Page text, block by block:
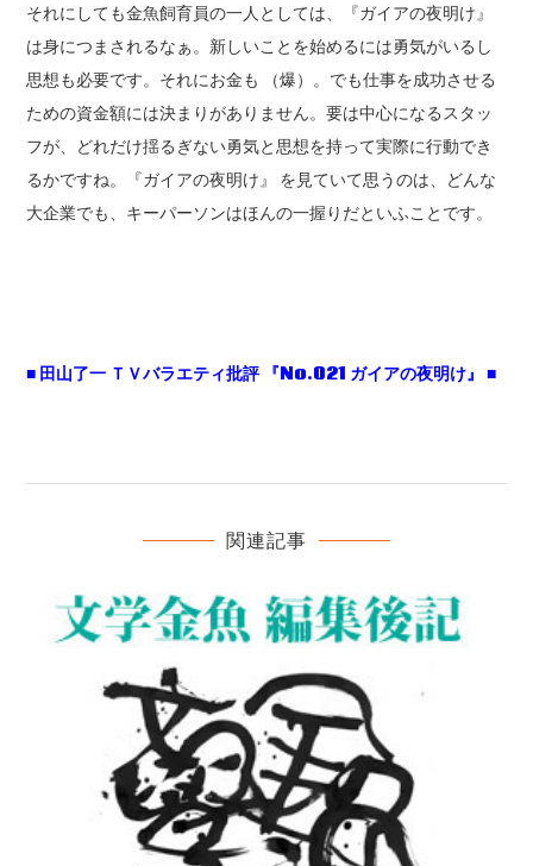
それにしても金魚飼育員の一人としては、『ガイアの夜明け』
は身につまされるなぁ。新しいことを始めるには勇気がいるし
思想も必要です。それにお金も （爆）。でも仕事を成功させる
ための資金額には決まりがありません。要は中心になるスタッ
フが、どれだけ揺るぎない勇気と思想を持って実際に行動でき
るかですね。『ガイアの夜明け』 を見ていて思うのは、どんな
大企業でも、キーパーソンはほんの一握りだといふことです。
■ 田山了一 ＴＶバラエティ批評 『No.021 ガイアの夜明け』 ■
関連記事